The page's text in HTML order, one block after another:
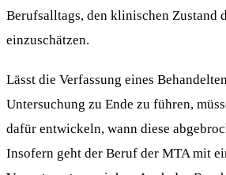
Berufsalltags, den klinischen Zustand
einzuschätzen.
Lässt die Verfassung eines
Untersuchung zu Ende zu führen,
dafür entwickeln, wann diese
Insofern geht der Beruf der MTA mit